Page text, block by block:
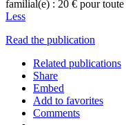
familial(e) : 20 € pour toute
Less
Read the publication
Related publications
Share
Embed
Add to favorites
Comments